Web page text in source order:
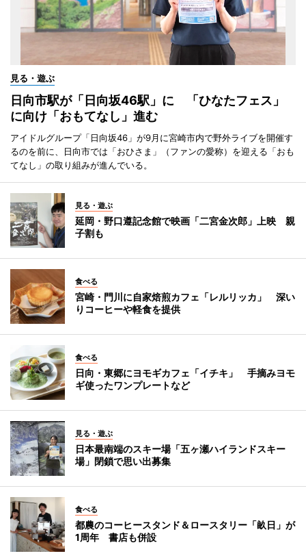
見る・遊ぶ
日向市駅が「日向坂46駅」に 「ひなたフェス」
に向け「おもてなし」進む
アイドルグループ「日向坂46」が9月に宮崎市内で野外ライブを開催す
るのを前に、日向市では「おひさま」（ファンの愛称）を迎える「おも
てなし」の取り組みが進んでいる。
見る・遊ぶ
延岡・野口遵記念館で映画「二宮金次郎」上映 親
子割も
食べる
宮崎・門川に自家焙煎カフェ「レルリッカ」 深い
りコーヒーや軽食を提供
食べる
日向・東郷にヨモギカフェ「イチキ」 手摘みヨモ
ギ使ったワンプレートなど
見る・遊ぶ
日本最南端のスキー場「五ヶ瀬ハイランドスキー
場」閉鎖で思い出募集
食べる
都農のコーヒースタンド＆ロースタリー「畝日」が
1周年 書店も併設